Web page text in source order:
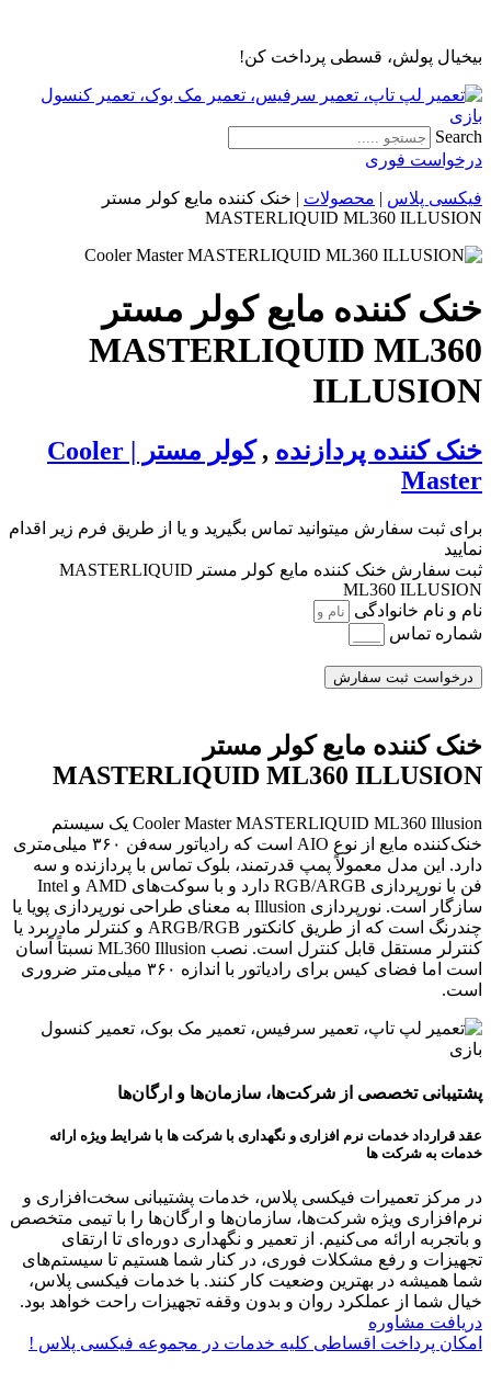
محتوا
بیخیال پولش، قسطی پرداخت کن!
Search
درخواست فوری
فیکسی پلاس | محصولات | خنک کننده مایع کولر مستر
MASTERLIQUID ML360 ILLUSION
خنک کننده مایع کولر مستر
MASTERLIQUID ML360
ILLUSION
خنک کننده پردازنده ,
کولر مستر | Cooler
Master
برای ثبت سفارش میتوانید تماس بگیرید و یا از طریق فرم زیر اقدام
نمایید
ثبت سفارش خنک کننده مایع کولر مستر MASTERLIQUID
ML360 ILLUSION
نام و نام خانوادگی
شماره تماس
درخواست ثبت سفارش
خنک کننده مایع کولر مستر
MASTERLIQUID ML360 ILLUSION
Cooler Master MASTERLIQUID ML360 Illusion یک سیستم
خنک‌کننده مایع از نوع AIO است که رادیاتور سه‌فن ۳۶۰ میلی‌متری
دارد. این مدل معمولاً پمپ قدرتمند، بلوک تماس با پردازنده و سه
فن با نورپردازی RGB/ARGB دارد و با سوکت‌های AMD و Intel
سازگار است. نورپردازی Illusion به معنای طراحی نورپردازی پویا یا
چندرنگ است که از طریق کانکتور ARGB/RGB و کنترلر مادربرد یا
کنترلر مستقل قابل کنترل است. نصب ML360 Illusion نسبتاً آسان
است اما فضای کیس برای رادیاتور با اندازه ۳۶۰ میلی‌متر ضروری
است.
پشتیبانی تخصصی از شرکت‌ها، سازمان‌ها و ارگان‌ها
عقد قرارداد خدمات نرم افزاری و نگهداری با شرکت ها با شرایط ویژه ارائه
خدمات به شرکت ها
در مرکز تعمیرات فیکسی پلاس، خدمات پشتیبانی سخت‌افزاری و
نرم‌افزاری ویژه شرکت‌ها، سازمان‌ها و ارگان‌ها را با تیمی متخصص
و باتجربه ارائه می‌کنیم. از تعمیر و نگهداری دوره‌ای تا ارتقای
تجهیزات و رفع مشکلات فوری، در کنار شما هستیم تا سیستم‌های
شما همیشه در بهترین وضعیت کار کنند. با خدمات فیکسی پلاس،
خیال شما از عملکرد روان و بدون وقفه تجهیزات راحت خواهد بود.
دریافت مشاوره
امکان پرداخت اقساطی کلیه خدمات در مجموعه فیکسی پلاس !